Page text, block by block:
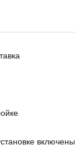
включены